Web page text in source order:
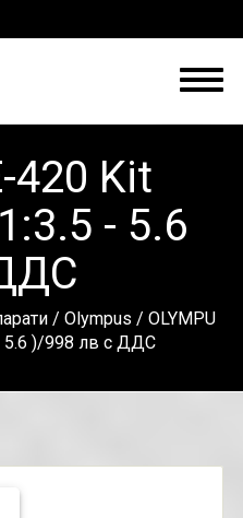
420 Kit
- 5.6
/ Olympus / OLYMPU
5.6 )/998 лв с ДДС